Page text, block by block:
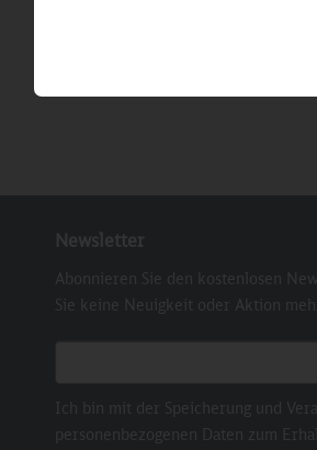
Newsletter
Abonnieren Sie den kostenlosen
Sie keine Neuigkeit oder Aktion
Ich bin mit der Speicherung und
personenbezogenen Daten zum